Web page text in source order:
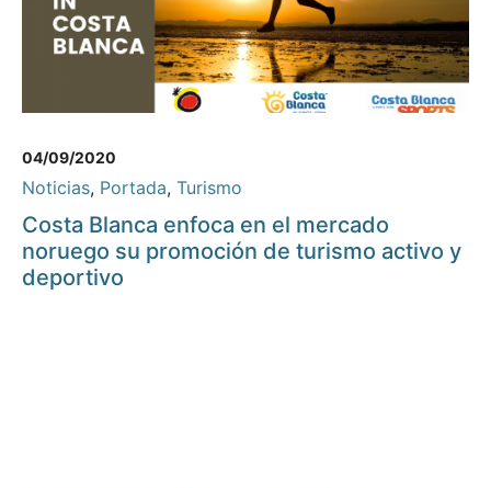
04/09/2020
Noticias, Portada, Turismo
Costa Blanca enfoca en el mercado
noruego su promoción de turismo activo y
deportivo